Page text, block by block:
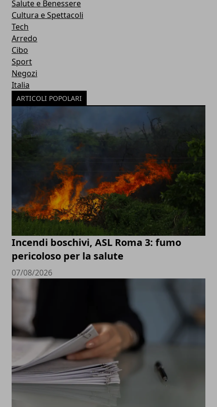
Salute e Benessere
Cultura e Spettacoli
Tech
Arredo
Cibo
Sport
Negozi
Italia
ARTICOLI POPOLARI
Incendi boschivi, ASL Roma 3: fumo
pericoloso per la salute
07/08/2026